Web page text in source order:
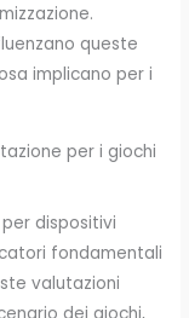
queste
implicano per i
per i giochi
dispositivi
fondamentali
valutazioni